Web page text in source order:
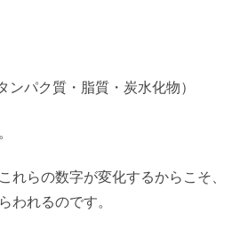
ンパク質・脂質・炭水化物）
れらの数字が変化するからこそ、
われるのです。